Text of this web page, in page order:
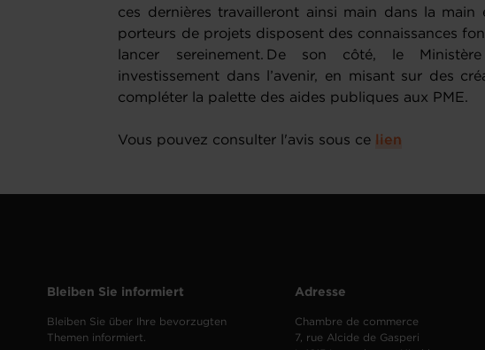
ces dernières travailleront ainsi main dans la main
porteurs de projets disposent des connaissances
lancer sereinement. De son côté, le
investissement dans l’avenir, en misant sur des
compléter la palette des aides publiques aux PME.
Vous pouvez consulter l'avis sous ce lien
Bleiben Sie informiert
Bleiben Sie über Ihre bevorzugten
Themen informiert.
Adresse
Chambre de commerce
7, rue Alcide de Gasperi